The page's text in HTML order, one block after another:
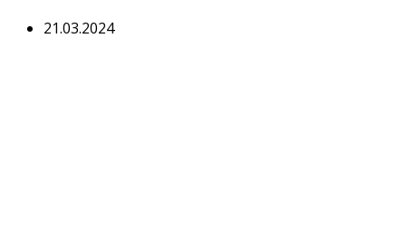
21.03.2024